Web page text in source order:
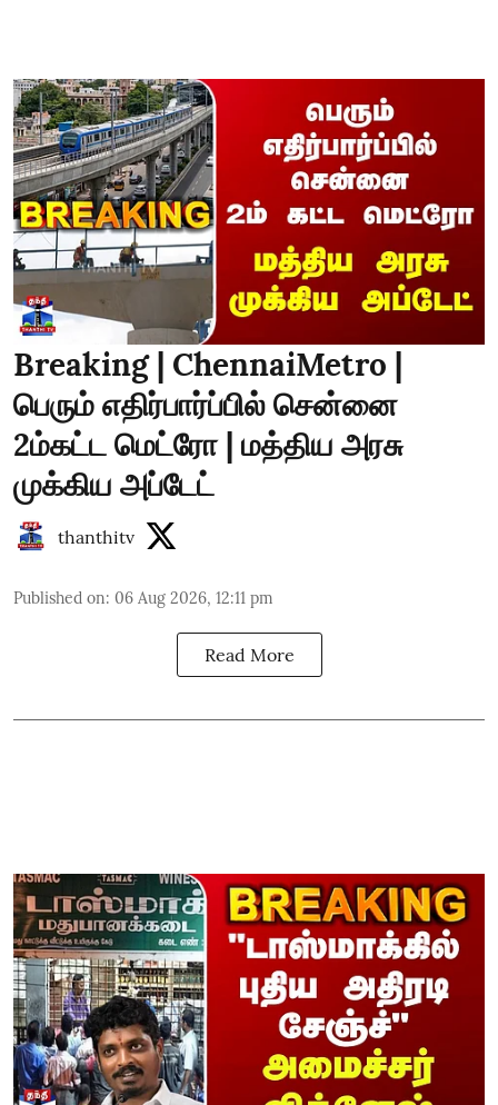
Breaking | ChennaiMetro |
பெரும் எதிர்பார்ப்பில் சென்னை
2ம்கட்ட மெட்ரோ | மத்திய அரசு
முக்கிய அப்டேட்
thanthitv
Published on: 06 Aug 2026, 12:11 pm
Read More